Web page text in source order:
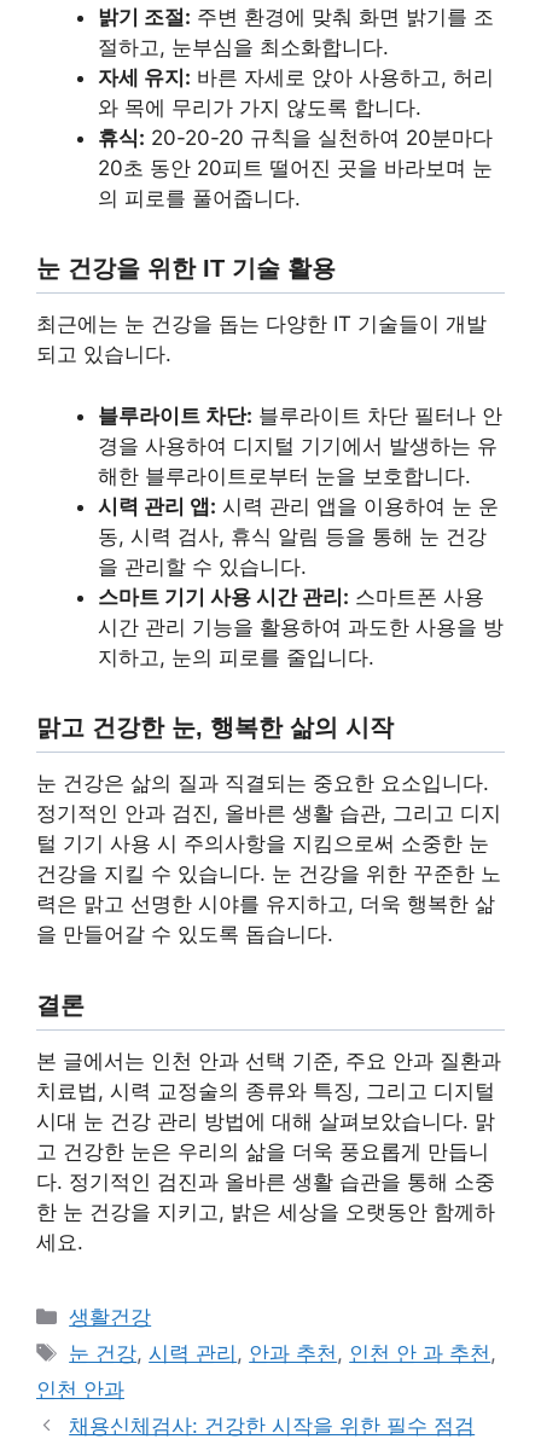
밝기 조절: 주변 환경에 맞춰 화면 밝기를 조
절하고, 눈부심을 최소화합니다.
자세 유지: 바른 자세로 앉아 사용하고, 허리
와 목에 무리가 가지 않도록 합니다.
휴식: 20-20-20 규칙을 실천하여 20분마다
20초 동안 20피트 떨어진 곳을 바라보며 눈
의 피로를 풀어줍니다.
눈 건강을 위한 IT 기술 활용
최근에는 눈 건강을 돕는 다양한 IT 기술들이 개발
되고 있습니다.
블루라이트 차단: 블루라이트 차단 필터나 안
경을 사용하여 디지털 기기에서 발생하는 유
해한 블루라이트로부터 눈을 보호합니다.
시력 관리 앱: 시력 관리 앱을 이용하여 눈 운
동, 시력 검사, 휴식 알림 등을 통해 눈 건강
을 관리할 수 있습니다.
스마트 기기 사용 시간 관리: 스마트폰 사용
시간 관리 기능을 활용하여 과도한 사용을 방
지하고, 눈의 피로를 줄입니다.
맑고 건강한 눈, 행복한 삶의 시작
눈 건강은 삶의 질과 직결되는 중요한 요소입니다.
정기적인 안과 검진, 올바른 생활 습관, 그리고 디지
털 기기 사용 시 주의사항을 지킴으로써 소중한 눈
건강을 지킬 수 있습니다. 눈 건강을 위한 꾸준한 노
력은 맑고 선명한 시야를 유지하고, 더욱 행복한 삶
을 만들어갈 수 있도록 돕습니다.
결론
본 글에서는 인천 안과 선택 기준, 주요 안과 질환과
치료법, 시력 교정술의 종류와 특징, 그리고 디지털
시대 눈 건강 관리 방법에 대해 살펴보았습니다. 맑
고 건강한 눈은 우리의 삶을 더욱 풍요롭게 만듭니
다. 정기적인 검진과 올바른 생활 습관을 통해 소중
한 눈 건강을 지키고, 밝은 세상을 오랫동안 함께하
세요.
Categories
생활건강
Tags
눈 건강,시력 관리 , 안과 추천 , 인천 안 과 추천 ,
인천 안과
채용신체검사: 건강한 시작을 위한 필수 점검